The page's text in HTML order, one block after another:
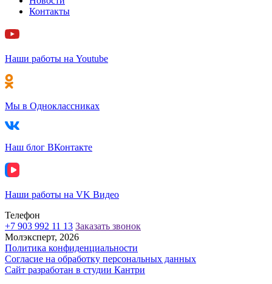
Контакты
Наши работы на Youtube
Мы в Одноклассниках
Наш блог ВКонтакте
Наши работы на VK Видео
Телефон
+7 903 992 11 13 Заказать звонок
Молэксперт, 2026
Политика конфиденциальности
Согласие на обработку персональных данных
Сайт разработан в cтудии Кантри